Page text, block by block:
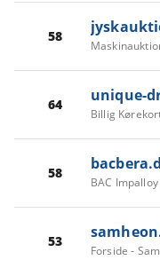
58
64 unique-
58
BAC
53
Forside -